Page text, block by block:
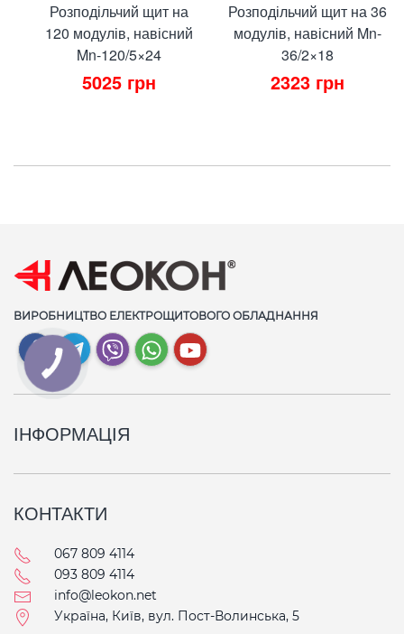
Розподільчий щит на
120 модулів, навісний
Mn-120/5×24
5025 грн
Розподільчий щит на 36
модулів, навісний Mn-
36/2×18
2323 грн
ВИРОБНИЦТВО ЕЛЕКТРОЩИТОВОГО ОБЛАДНАННЯ
ІНФОРМАЦІЯ
КОНТАКТИ
067 809 4114
093 809 4114
info@leokon.net
Україна, Київ, вул. Пост-Волинська, 5
КНОПКА
СВЯЗИ